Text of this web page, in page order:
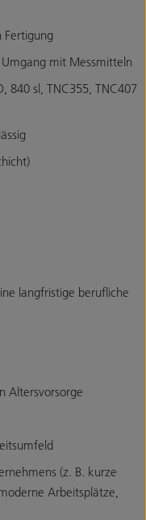
Fertigung
mit Messmitteln
840 sl, TNC355, TNC407
langfristige berufliche
Altersvorsorge
(z. B. kurze
Arbeitsplätze,